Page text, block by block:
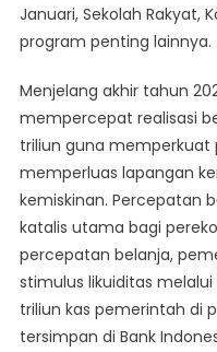
Januari, Sekolah Rakyat,
program penting lainnya.
Menjelang akhir tahun
mempercepat realisasi
triliun guna
memperluas lapangan
kemiskinan. Percepatan
katalis utama bagi
percepatan belanja,
stimulus likuiditas
triliun kas pemerintah di
tersimpan di Bank